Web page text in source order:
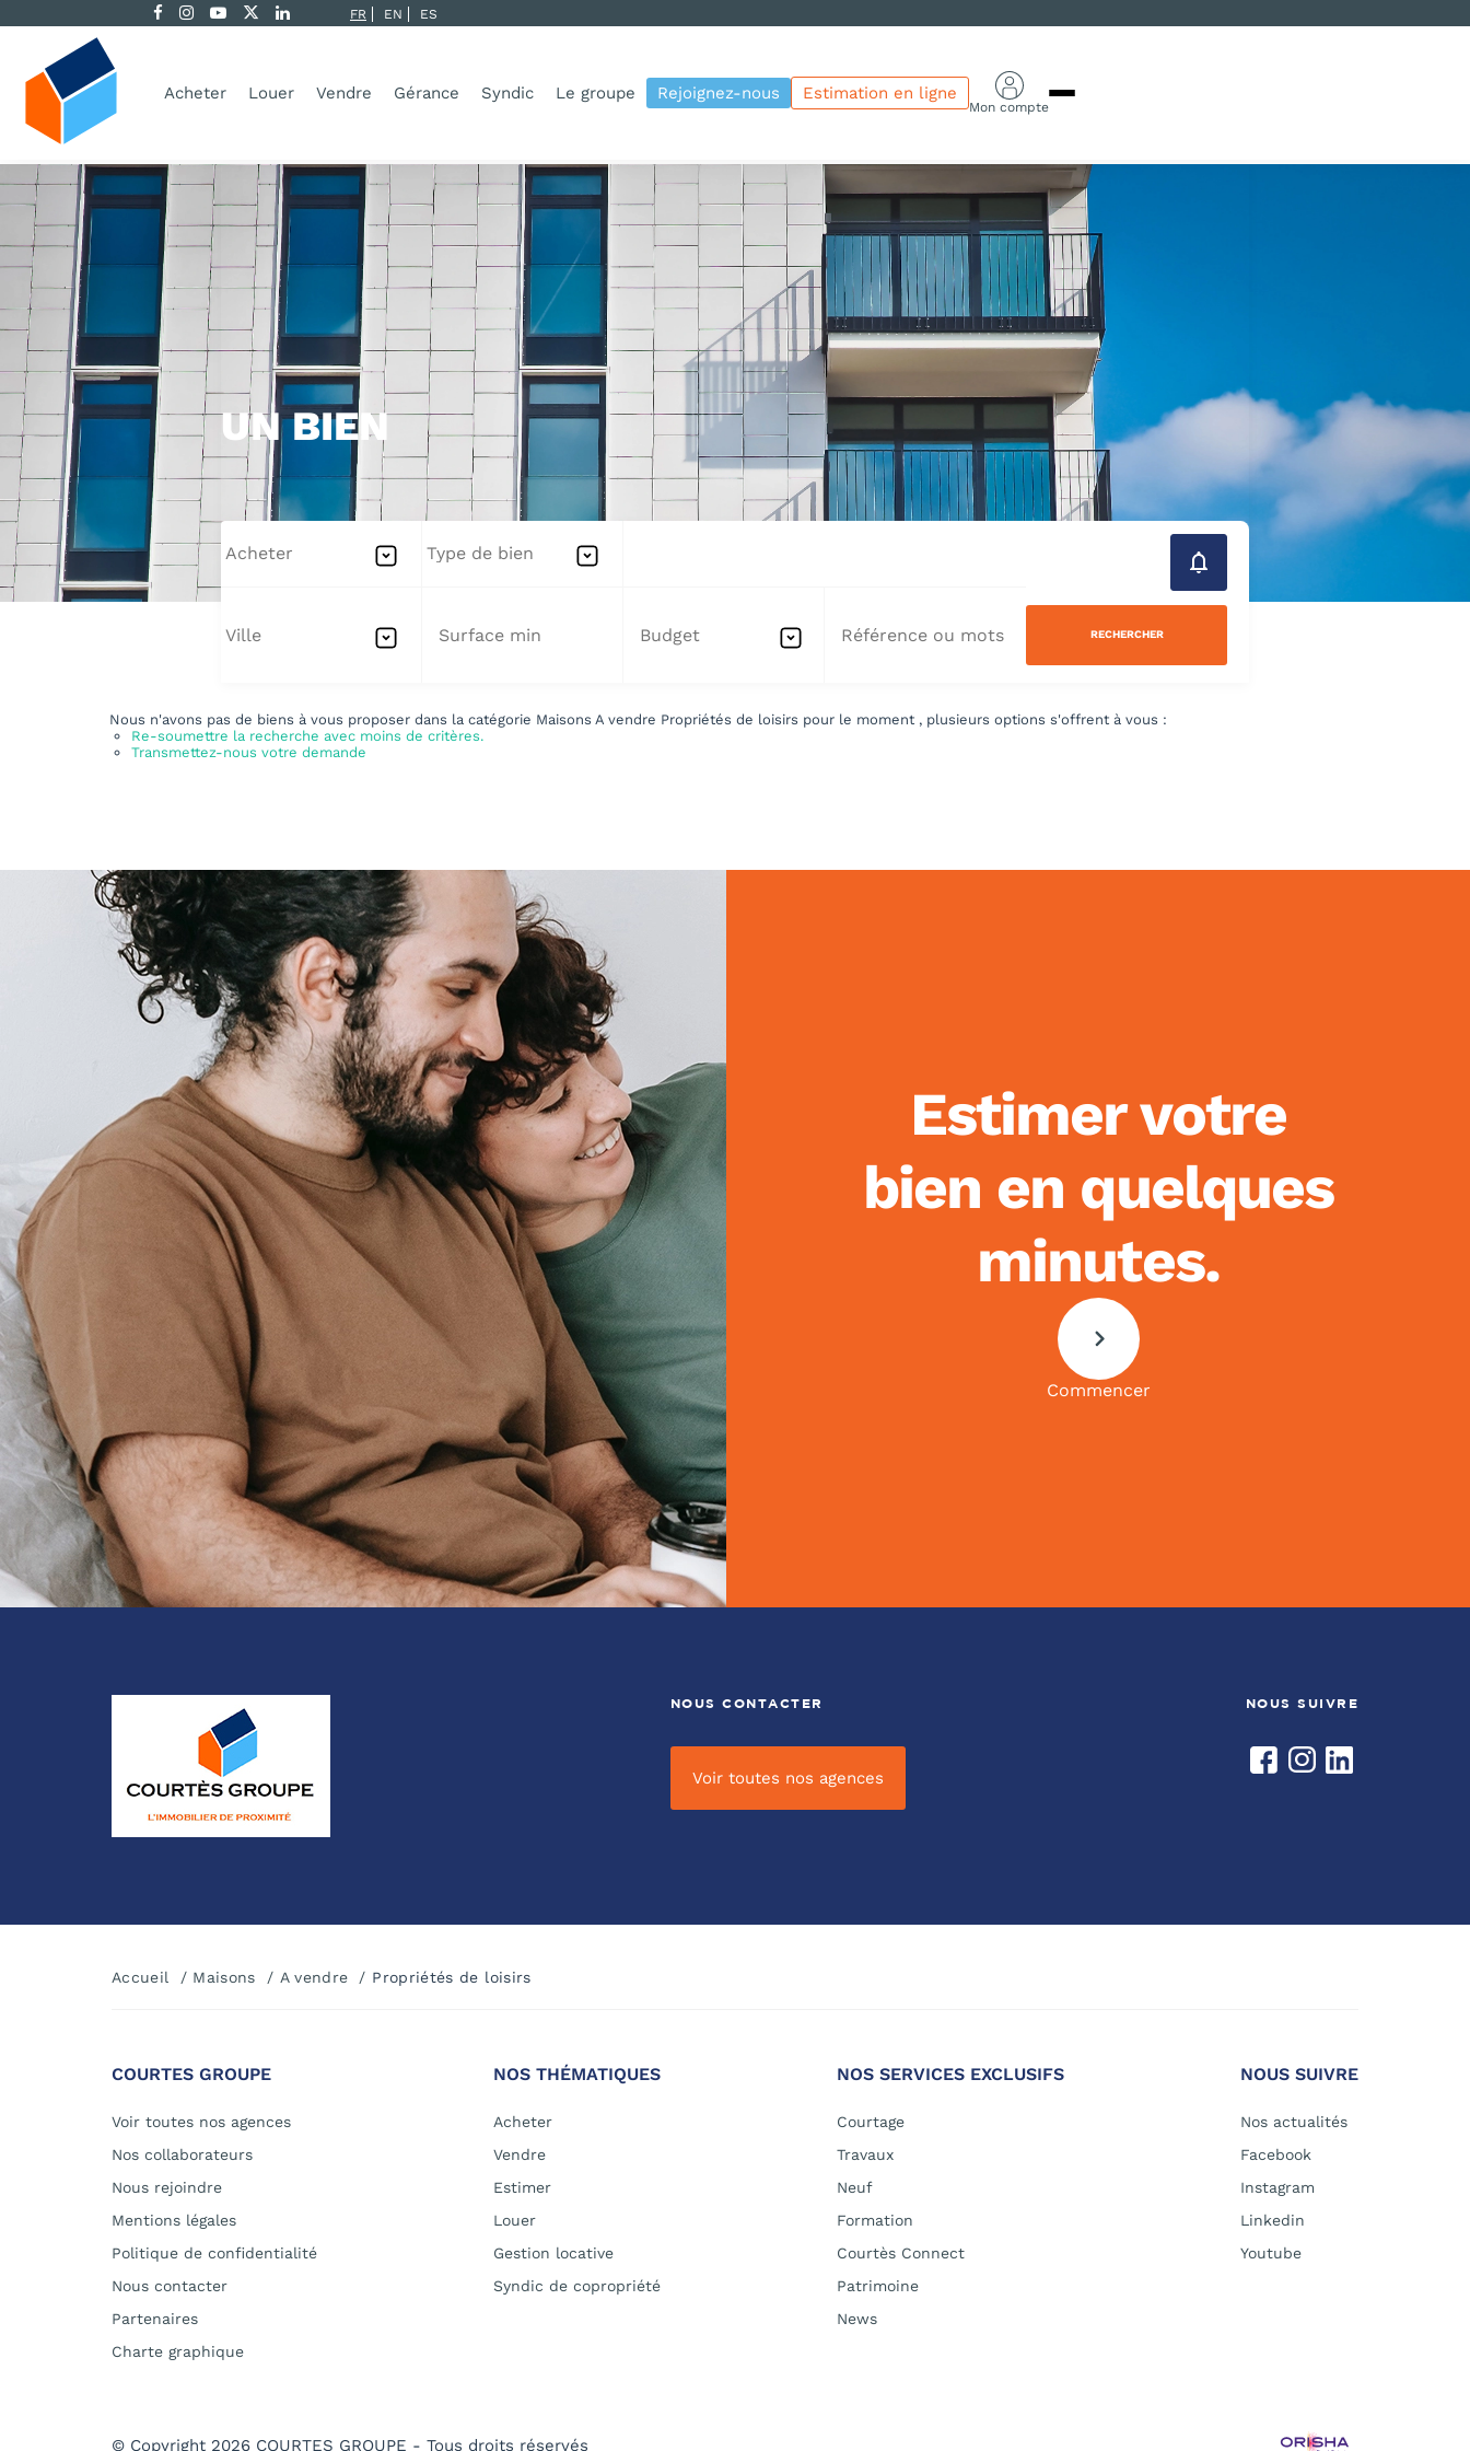
FR EN ES
Acheter Louer Vendre Gérance Syndic Le groupe Rejoignez-nous Estimation en ligne
Mon compte
UN BIEN
Acheter Type de bien
Ville Budget RECHERCHER
Nous n'avons pas de biens à vous proposer dans la catégorie Maisons A vendre Propriétés de loisirs pour le moment , plusieurs options s'offrent à vous :
Re-soumettre la recherche avec moins de critères.
Transmettez-nous votre demande
Estimer votre
bien en quelques
minutes.
Commencer
NOUS CONTACTER
Voir toutes nos agences
NOUS SUIVRE
Accueil Maisons A vendre Propriétés de loisirs
COURTES GROUPE
Voir toutes nos agences
Nos collaborateurs
Nous rejoindre
Mentions légales
Politique de confidentialité
Nous contacter
Partenaires
Charte graphique
NOS THÉMATIQUES
Acheter
Vendre
Estimer
Louer
Gestion locative
Syndic de copropriété
NOS SERVICES EXCLUSIFS
Courtage
Travaux
Neuf
Formation
Courtès Connect
Patrimoine
News
NOUS SUIVRE
Nos actualités
Facebook
Instagram
Linkedin
Youtube
© Copyright 2026 COURTES GROUPE - Tous droits réservés